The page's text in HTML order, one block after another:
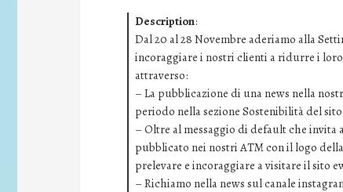
Description:
Dal 20 al 28 Novembre aderiamo alla
incoraggiare i nostri clienti a ridurre i
attraverso:
– La pubblicazione di una news nella
periodo nella sezione Sostenibilità del
– Oltre al messaggio di default che invita
pubblicato nei nostri ATM con il logo
prelevare e incoraggiare a visitare il sito
– Richiamo nella news sul canale